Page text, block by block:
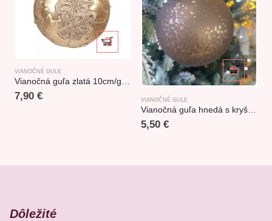
VIANOČNÉ GULE
Vianočná guľa zlatá 10cm/glass gold ball
7,90 € VIANOČNÉ GULE
Vianočná guľa hnedá s kryštálikmi 8cm
5,50 €
Dôležité